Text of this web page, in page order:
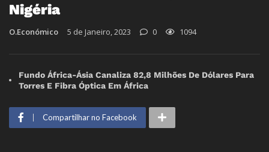
Nigéria
O.Económico 5 de Janeiro, 2023 0 1094
Fundo África-Ásia Canaliza 82,8 Milhões De Dólares Para
Torres E Fibra Óptica Em África
Compartilhar no Facebook